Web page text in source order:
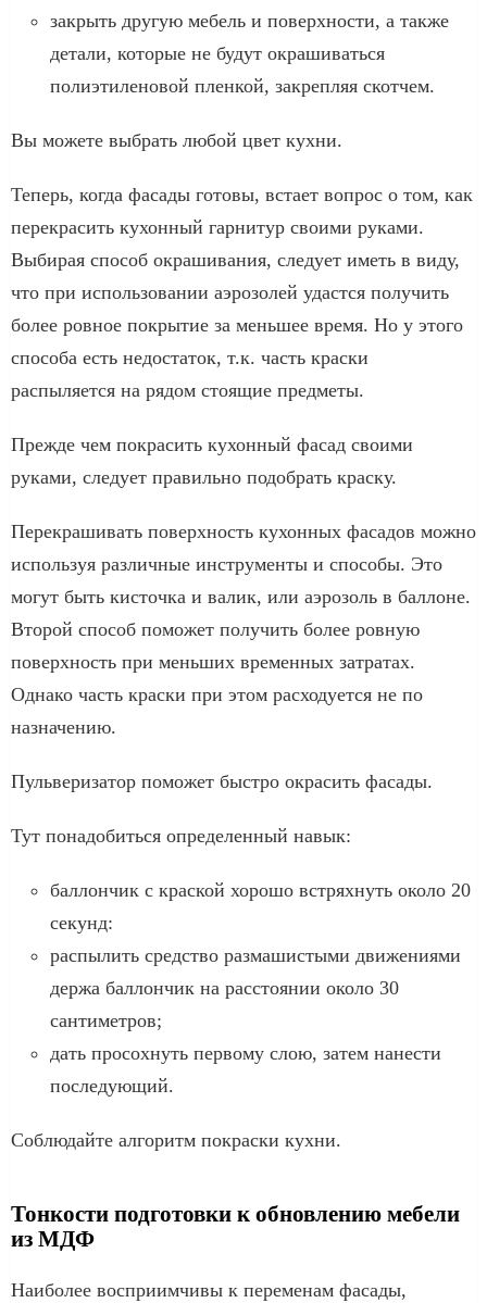
закрыть другую мебель и поверхности, а также
детали, которые не будут окрашиваться
полиэтиленовой пленкой, закрепляя скотчем.
Вы можете выбрать любой цвет кухни.
Теперь, когда фасады готовы, встает вопрос о том, как
перекрасить кухонный гарнитур своими руками.
Выбирая способ окрашивания, следует иметь в виду,
что при использовании аэрозолей удастся получить
более ровное покрытие за меньшее время. Но у этого
способа есть недостаток, т.к. часть краски
распыляется на рядом стоящие предметы.
Прежде чем покрасить кухонный фасад своими
руками, следует правильно подобрать краску.
Перекрашивать поверхность кухонных фасадов можно
используя различные инструменты и способы. Это
могут быть кисточка и валик, или аэрозоль в баллоне.
Второй способ поможет получить более ровную
поверхность при меньших временных затратах.
Однако часть краски при этом расходуется не по
назначению.
Пульверизатор поможет быстро окрасить фасады.
Тут понадобиться определенный навык:
баллончик с краской хорошо встряхнуть около 20
секунд:
распылить средство размашистыми движениями
держа баллончик на расстоянии около 30
сантиметров;
дать просохнуть первому слою, затем нанести
последующий.
Соблюдайте алгоритм покраски кухни.
Тонкости подготовки к обновлению мебели
из МДФ
Наиболее восприимчивы к переменам фасады,